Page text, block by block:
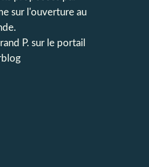
sur l'ouverture au
P. sur le portail